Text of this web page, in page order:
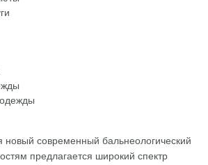
новый современный бальнеологический
предлагается широкий спектр